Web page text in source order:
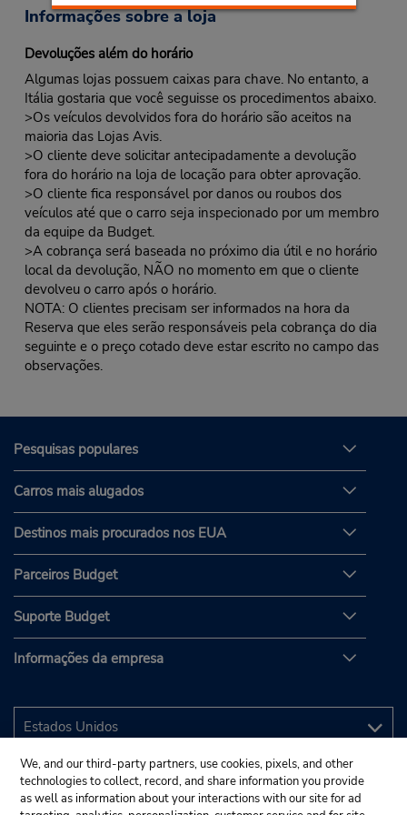
Informações sobre a loja
Devoluções além do horário
Algumas lojas possuem caixas para chave. No entanto, a
Itália gostaria que você seguisse os procedimentos abaixo.
>Os veículos devolvidos fora do horário são aceitos na
maioria das Lojas Avis.
>O cliente deve solicitar antecipadamente a devolução
fora do horário na loja de locação para obter aprovação.
>O cliente fica responsável por danos ou roubos dos
veículos até que o carro seja inspecionado por um membro
da equipe da Budget.
>A cobrança será baseada no próximo dia útil e no horário
local da devolução, NÃO no momento em que o cliente
devolveu o carro após o horário.
NOTA: O clientes precisam ser informados na hora da
Reserva que eles serão responsáveis pela cobrança do dia
seguinte e o preço cotado deve estar escrito no campo das
observações.
Pesquisas populares
Carros mais alugados
Destinos mais procurados nos EUA
Parceiros Budget
Suporte Budget
Informações da empresa
We, and our third-party partners, use cookies, pixels, and other
technologies to collect, record, and share information you provide
as well as information about your interactions with our site for ad